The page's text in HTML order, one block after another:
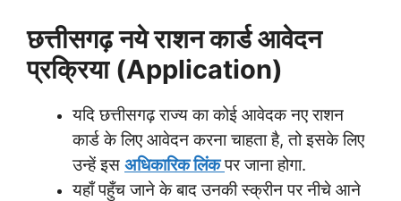
छत्तीसगढ़ नये राशन कार्ड आवेदन
प्रक्रिया (Application)
यदि छत्तीसगढ़ राज्य का कोई आवेदक नए राशन
कार्ड के लिए आवेदन करना चाहता है, तो इसके लिए
उन्हें इस अधिकारिक लिंक पर जाना होगा.
यहाँ पहुँच जाने के बाद उनकी स्क्रीन पर नीचे आने